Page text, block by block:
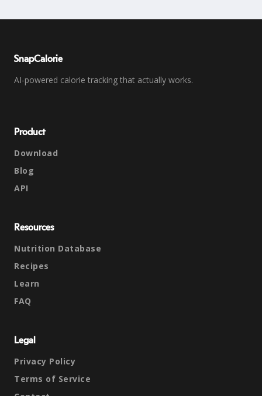
SnapCalorie
AI-powered calorie tracking that actually works.
Product
Download
Blog
API
Resources
Nutrition Database
Recipes
Learn
FAQ
Legal
Privacy Policy
Terms of Service